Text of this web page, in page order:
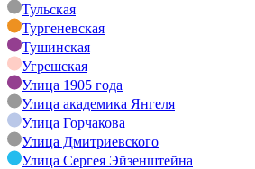
Тульская
Тургеневская
Тушинская
Угрешская
Улица 1905 года
Улица академика Янгеля
Улица Горчакова
Улица Дмитриевского
Улица Сергея Эйзенштейна